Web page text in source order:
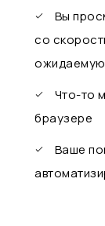
Вы
со
ожидаемую
Что-то
браузере
Ваше